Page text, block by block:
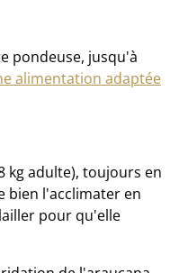
pondeuse, jusqu'à
alimentation adaptée
kg adulte), toujours en
bien l'acclimater en
pour qu'elle